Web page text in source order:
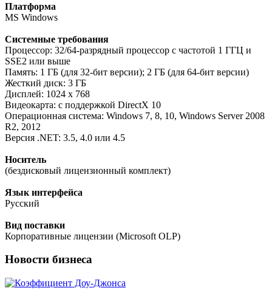
Платформа
MS Windows
Системные требования
Процессор: 32/64-разрядный процессор с частотой 1 ГГЦ и
SSE2 или выше
Память: 1 ГБ (для 32-бит версии); 2 ГБ (для 64-бит версии)
Жесткий диск: 3 ГБ
Дисплей: 1024 x 768
Видеокарта: с поддержкой DirectX 10
Операционная система: Windows 7, 8, 10, Windows Server 2008
R2, 2012
Версия .NET: 3.5, 4.0 или 4.5
Носитель
(бездисковый лицензионный комплект)
Язык интерфейса
Русский
Вид поставки
Корпоративные лицензии (Microsoft OLP)
Новости бизнеса